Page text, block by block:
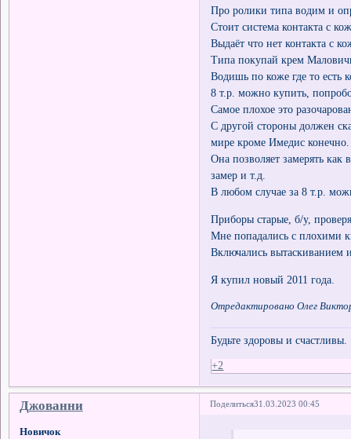
Про ролики типа водим и
Стоит система контакта с
Выдаёт что нет контакта с
Типа покупай крем
Водишь по коже где то есть
8 т.р. можно купить,
Самое плохое это
С другой стороны должен
мире кроме Имедис конечно.
Она позволяет замерять как
замер и т.д.
В любом случае за 8 т.р.
Приборы старые, б/у,
Мне попадались с плохими
Включались
Я купил новый 2011 года.
Отредактировано Олег
Будьте здоровы и счастливы.
+2
Поделиться31.03.2023 00:45
Джованни
Новичок